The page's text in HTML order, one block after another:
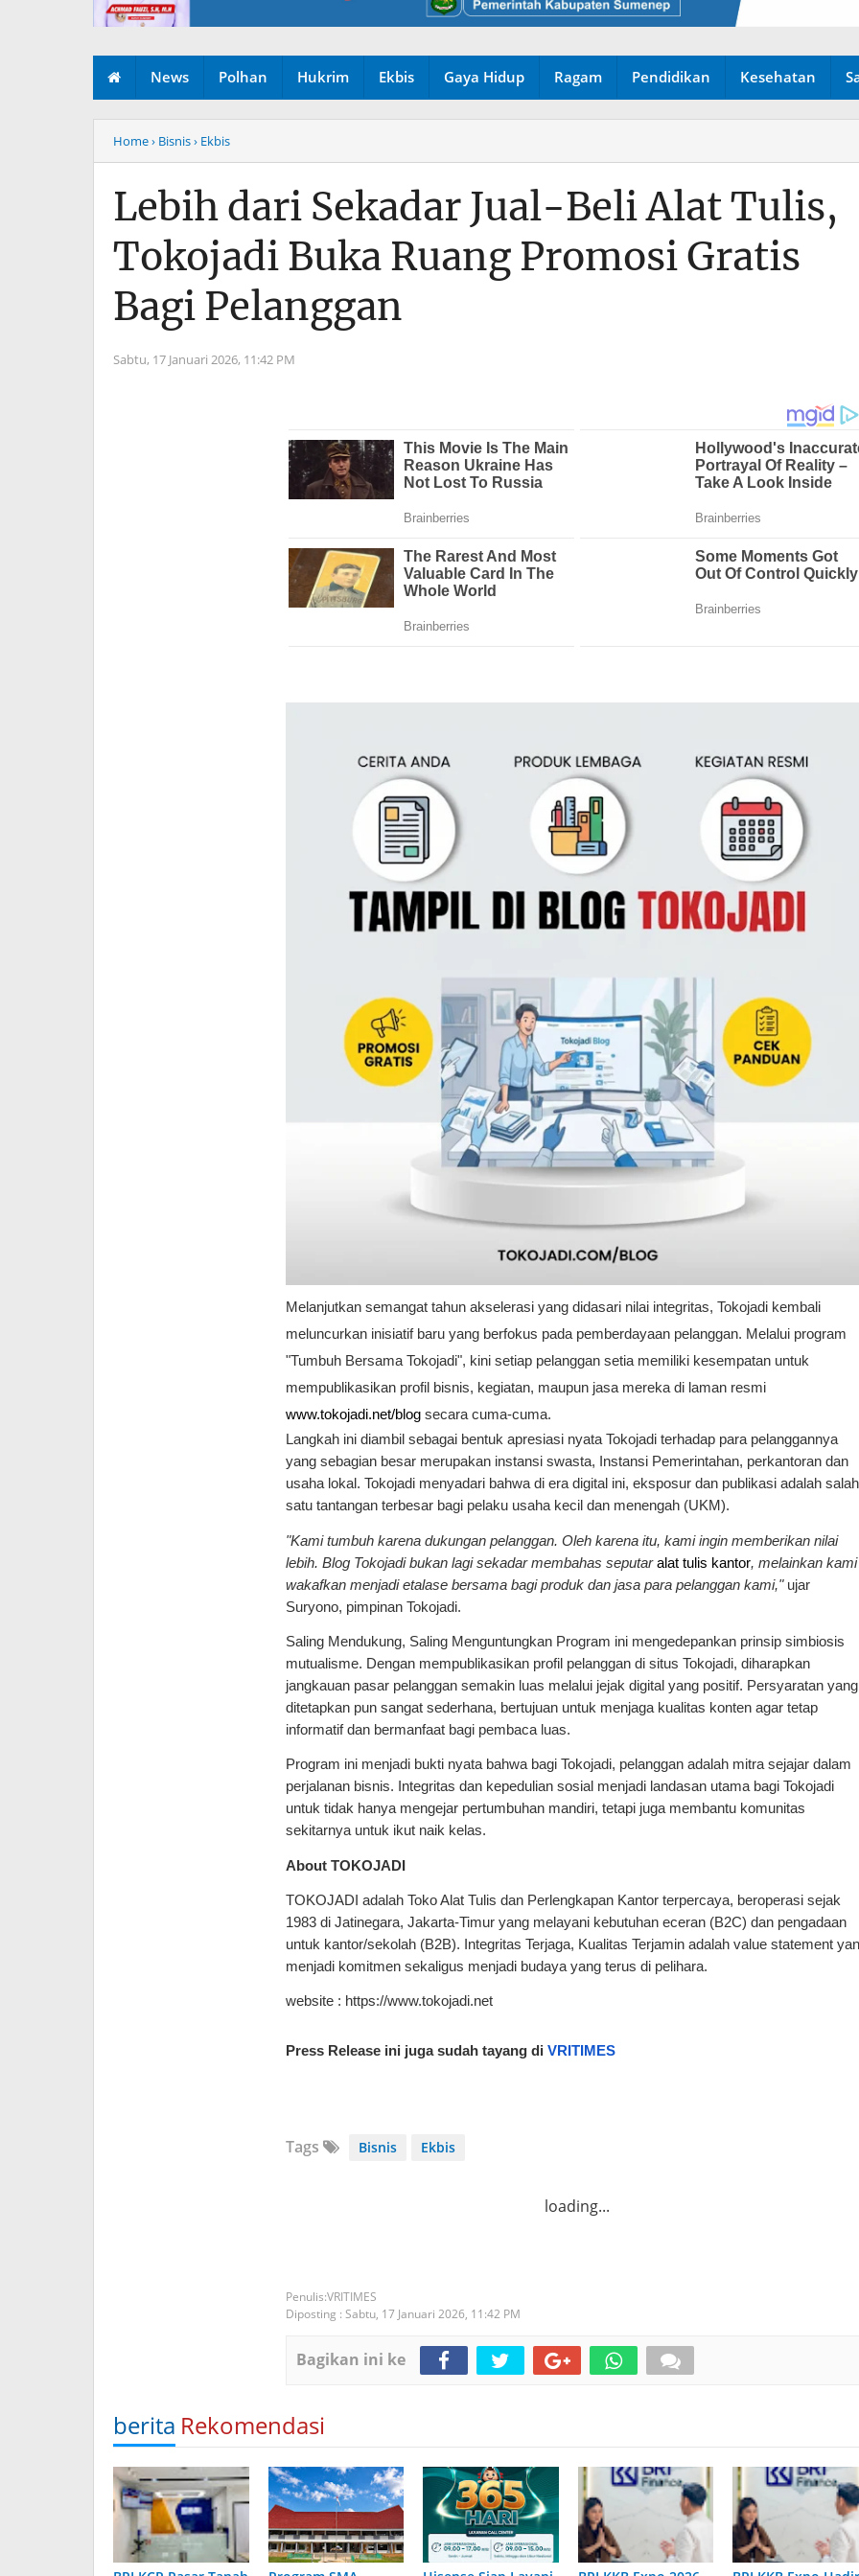
News Polhan Hukrim Ekbis Gaya Hidup Ragam Pendidikan Kesehatan
Home› Bisnis› Ekbis
Lebih dari Sekadar Jual-Beli Alat Tulis,
Tokojadi Buka Ruang Promosi Gratis
Bagi Pelanggan
Sabtu, 17 Januari 2026, 11:42 PM
Melanjutkan semangat tahun akselerasi yang didasari nilai integritas, Tokojadi kembali
meluncurkan inisiatif baru yang berfokus pada pemberdayaan pelanggan. Melalui program
"Tumbuh Bersama Tokojadi", kini setiap pelanggan setia memiliki kesempatan untuk
mempublikasikan profil bisnis, kegiatan, maupun jasa mereka di laman resmi
www.tokojadi.net/blog secara cuma-cuma.
Langkah ini diambil sebagai bentuk apresiasi nyata Tokojadi terhadap para pelanggannya
yang sebagian besar merupakan instansi swasta, Instansi Pemerintahan, perkantoran dan
usaha lokal. Tokojadi menyadari bahwa di era digital ini, eksposur dan publikasi adalah salah
satu tantangan terbesar bagi pelaku usaha kecil dan menengah (UKM).
"Kami tumbuh karena dukungan pelanggan. Oleh karena itu, kami ingin memberikan nilai
lebih. Blog Tokojadi bukan lagi sekadar membahas seputaralat tulis kantor, melainkan kami
wakafkan menjadi etalase bersama bagi produk dan jasa para pelanggan kami,"ujar
Suryono, pimpinan Tokojadi.
Saling Mendukung, Saling Menguntungkan Program ini mengedepankan prinsip simbiosis
mutualisme. Dengan mempublikasikan profil pelanggan di situs Tokojadi, diharapkan
jangkauan pasar pelanggan semakin luas melalui jejak digital yang positif. Persyaratan yang
ditetapkan pun sangat sederhana, bertujuan untuk menjaga kualitas konten agar tetap
informatif dan bermanfaat bagi pembaca luas.
Program ini menjadi bukti nyata bahwa bagi Tokojadi, pelanggan adalah mitra sejajar dalam
perjalanan bisnis. Integritas dan kepedulian sosial menjadi landasan utama bagi Tokojadi
untuk tidak hanya mengejar pertumbuhan mandiri, tetapi juga membantu komunitas
sekitarnya untuk ikut naik kelas.
About TOKOJADI
TOKOJADI adalah Toko Alat Tulis dan Perlengkapan Kantor terpercaya, beroperasi sejak
1983 di Jatinegara, Jakarta-Timur yang melayani kebutuhan eceran (B2C) dan pengadaan
untuk kantor/sekolah (B2B). Integritas Terjaga, Kualitas Terjamin adalah value statement
menjadi komitmen sekaligus menjadi budaya yang terus di pelihara.
website : https://www.tokojadi.net
Press Release ini juga sudah tayang di VRITIMES
Tags Bisnis Ekbis
loading...
VRITIMES
Diposting : Sabtu, 17 Januari 2026, 11:42 PM
Bagikan ini ke
berita Rekomendasi